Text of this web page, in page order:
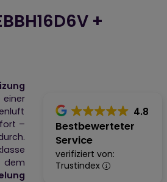
+
4.8
Bestbewerteter
Service
verifiziert von:
Trustindex
–
dem